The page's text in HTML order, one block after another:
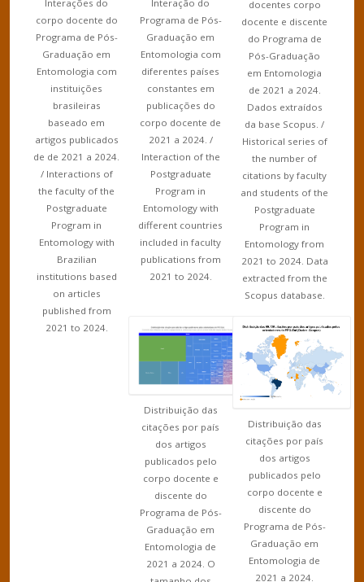
Interações do
corpo docente do
Programa de Pós-
Graduação em
Entomologia com
instituições
brasileiras
baseado em
artigos publicados
de de 2021 a 2024.
/ Interactions of
the faculty of the
Postgraduate
Program in
Entomology with
Brazilian
institutions based
on articles
published from
2021 to 2024.
Interação do
Programa de Pós-
Graduação em
Entomologia com
diferentes países
constantes em
publicações do
corpo docente de
2021 a 2024. /
Interaction of the
Postgraduate
Program in
Entomology with
different countries
included in faculty
publications from
2021 to 2024.
docentes corpo
docente e discente
do Programa de
Pós-Graduação
em Entomologia
de 2021 a 2024.
Dados extraídos
da base Scopus. /
Historical series of
the number of
citations by faculty
and students of the
Postgraduate
Program in
Entomology from
2021 to 2024. Data
extracted from the
Scopus database.
Distribuição das
citações por país
dos artigos
publicados pelo
corpo docente e
discente do
Programa de Pós-
Graduação em
Entomologia de
2021 a 2024. O
Distribuição das
citações por país
dos artigos
publicados pelo
corpo docente e
discente do
Programa de Pós-
Graduação em
Entomologia de
2021 a 2024.